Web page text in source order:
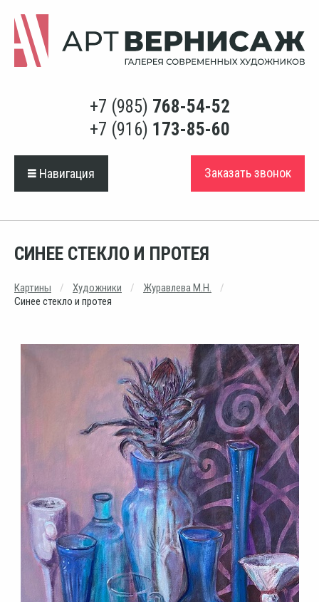
+7 (985) 768-54-52
+7 (916) 173-85-60
Навигация Заказать звонок
СИНЕЕ СТЕКЛО И ПРОТЕЯ
Картины Художники
Журавлева М.Н.
Синее стекло и протея